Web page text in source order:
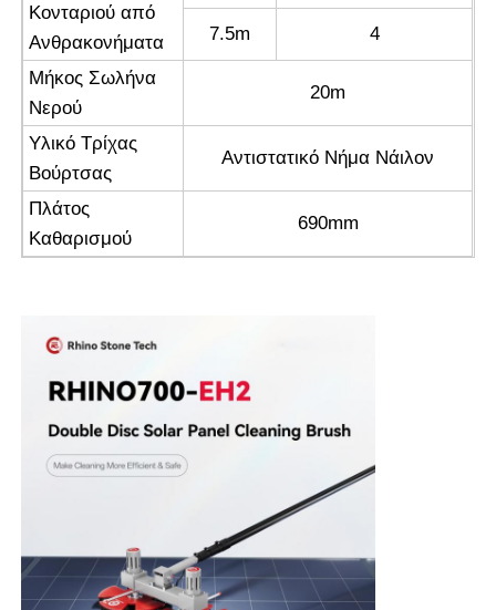
Κονταριού από
Ανθρακονήματα
7.5m 4
Μήκος Σωλήνα
Νερού
20m
Υλικό Τρίχας
Βούρτσας
Αντιστατικό Νήμα Νάιλον
Πλάτος
Καθαρισμού
690mm